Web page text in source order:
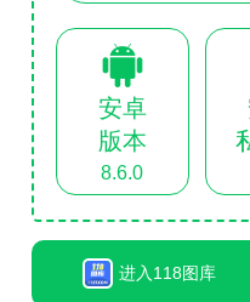
安卓
版本
8.6.0
进入118图库